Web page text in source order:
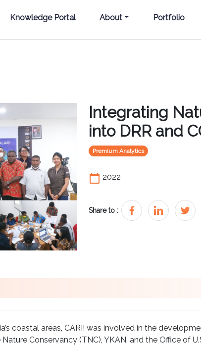
Knowledge Portal About Portfolio
Integrating
into DRR and
Premium Analytics
calendar_today 2022
Share to :
coastal areas, CARI! was involved in the
Conservancy (TNC), YKAN, and the Office of